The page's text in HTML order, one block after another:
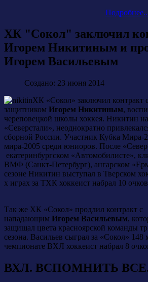
ХК "Сокол" заключил
Игорем Никитиным и
Игорем Васильевым
Создано: 23 июня 2014
ХК «Сокол» заключил контракт
защитником Игорем Никитиным,
череповецкой школы хоккея. Никитин
«Северстали», неоднократно
сборной России. Участник Кубка Мира-
мира-2005 среди юниоров. После
екатеринбургском «Автомобилисте»,
ВМФ (Санкт-Петербург), ангарском
сезоне Никитин выступал в Тверском
х играх за ТХК хоккеист набрал 10
Так же ХК «Сокол» продлил контракт с
нападающим Игорем Васильевым,
защищал цвета красноярской команды
сезона. Васильев сыграл за «Сокол»
чемпионате ВХЛ хоккеист набрал 8
ВХЛ. ВСПОМНИТЬ